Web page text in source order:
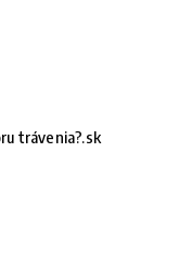
trávenia?.sk